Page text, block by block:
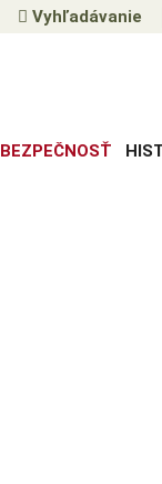
Vyhľadávanie
BEZPEČNOSŤ